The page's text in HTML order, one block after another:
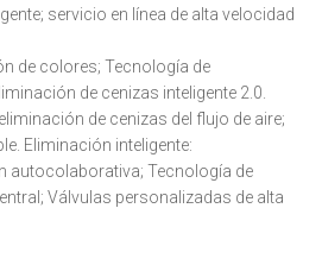
servicio en línea de alta velocidad
de colores; Tecnología de
de cenizas inteligente 2.0.
de cenizas del flujo de aire;
Eliminación inteligente:
autocolaborativa; Tecnología de
Válvulas personalizadas de alta